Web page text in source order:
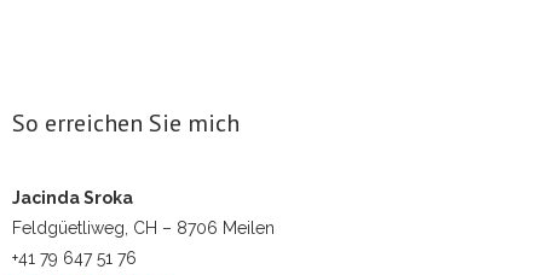
So erreichen Sie mich
Jacinda Sroka
Feldgüetliweg, CH – 8706 Meilen
+41 79 647 51 76